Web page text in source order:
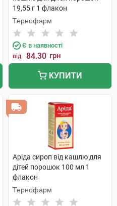
19,55 г 1 флакон
Тернофарм
Є в наявності
від 84.30 грн
КУПИТИ
Аріда сироп від кашлю для
дітей порошок 100 мл 1
флакон
Тернофарм